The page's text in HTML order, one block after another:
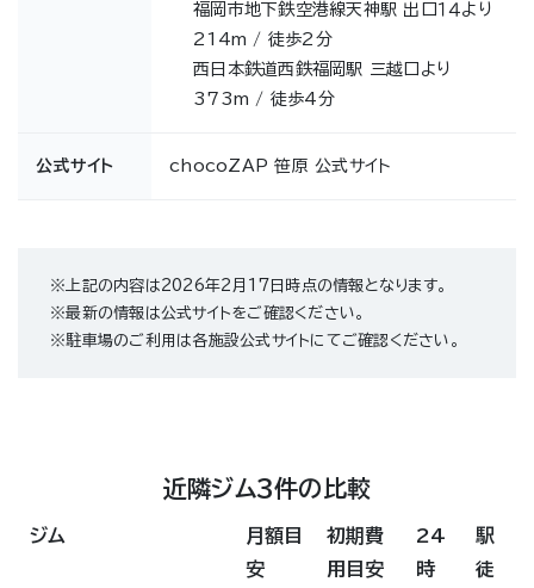
福岡市地下鉄空港線天神駅 出口１４より
214m / 徒歩2分
西日本鉄道西鉄福岡駅 三越口より
373m / 徒歩4分
公式サイト chocoZAP 笹原 公式サイト
※上記の内容は2026年2月17日時点の情報となります。
※最新の情報は公式サイトをご確認ください。
※駐車場のご利用は各施設公式サイトにてご確認ください。
近隣ジム3件の比較
ジム
月額目
安
初期費
用目安
24
時
駅
徒